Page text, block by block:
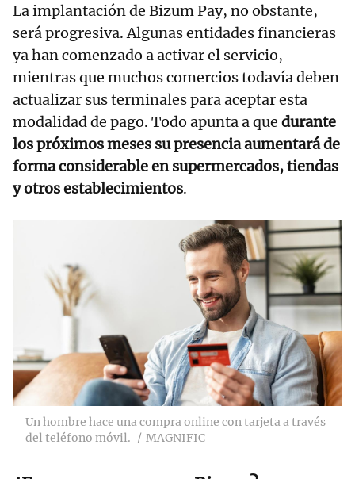
La implantación de Bizum Pay, no obstante,
será progresiva. Algunas entidades financieras
ya han comenzado a activar el servicio,
mientras que muchos comercios todavía deben
actualizar sus terminales para aceptar esta
modalidad de pago. Todo apunta a que durante
los próximos meses su presencia aumentará de
forma considerable en supermercados, tiendas
y otros establecimientos.
Un hombre hace una compra online con tarjeta a través
del teléfono móvil.
MAGNIFIC